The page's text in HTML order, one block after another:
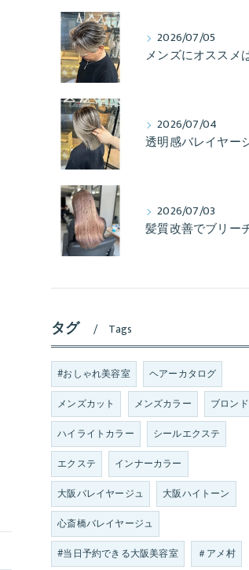
2026/07/05
2026/07/04
2026/07/03
タグ Tags
#おしゃれ美容室
ヘアーカタログ
メンズカット
メンズカラー
ブロンド
ハイライトカラー
シールエクステ
エクステ
インナーカラー
大阪バレイヤージュ
大阪ハイトーン
心斎橋バレイヤージュ
#当日予約できる大阪美容室
＃アメ村